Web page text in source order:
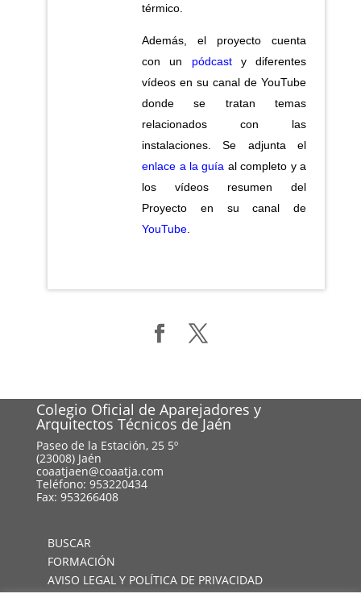
térmico.
Además, el proyecto cuenta
con un pódcasty diferentes
vídeos en su canal de YouTube
donde se tratan temas
relacionados con las
instalaciones. Se adjunta el
enlace a la guía al completo y a
los vídeos resumen del
Proyecto en su canal de
YouTube
Colegio Oficial de Aparejadores y
Arquitectos Técnicos de Jaén
Paseo de la Estación, 25 5º
(23008) Jaén
coaatjaen@coaatja.com
Teléfono: 953220434
Fax: 953266408
BUSCAR
FORMACIÓN
AVISO LEGAL Y POLÍTICA DE PRIVACIDAD